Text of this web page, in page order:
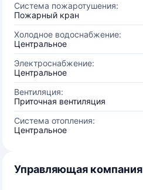
Система пожаротушения:
Пожарный кран
Холодное водоснабжение:
Центральное
Электроснабжение:
Центральное
Вентиляция:
Приточная вентиляция
Система отопления:
Центральное
Управляющая компания